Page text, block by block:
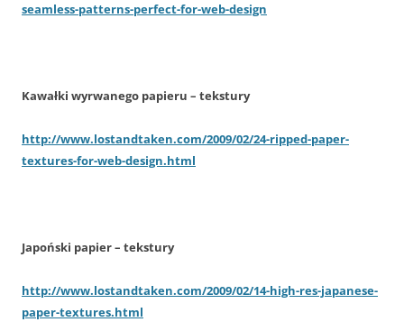
seamless-patterns-perfect-for-web-design
Kawałki wyrwanego papieru – tekstury
http://www.lostandtaken.com/2009/02/24-ripped-paper-
textures-for-web-design.html
Japoński papier – tekstury
http://www.lostandtaken.com/2009/02/14-high-res-japanese-
paper-textures.html